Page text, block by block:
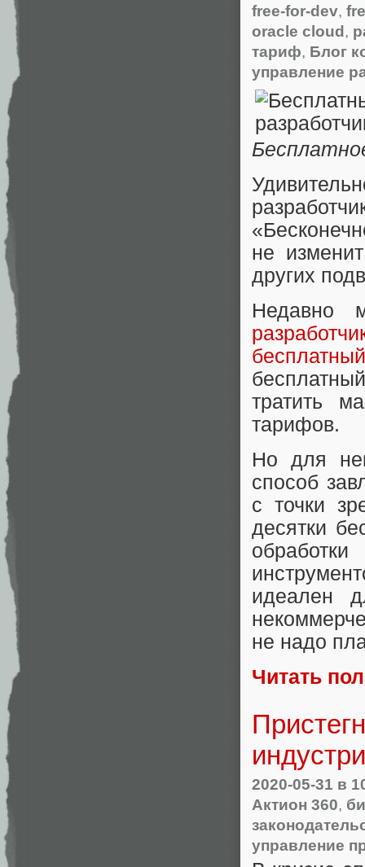
free-for-dev,
oracle cloud,
тариф, Блог
управление
не
других
Недавно
тратить
тарифов.
Но для
способ
с точки
десятки
идеален
не надо
Читать
2020-05-31 в
Актион 360,
управление